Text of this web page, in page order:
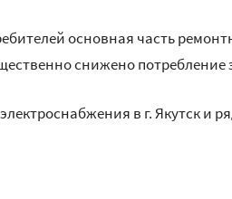
основная часть
снижено потребление
в г. Якутск и